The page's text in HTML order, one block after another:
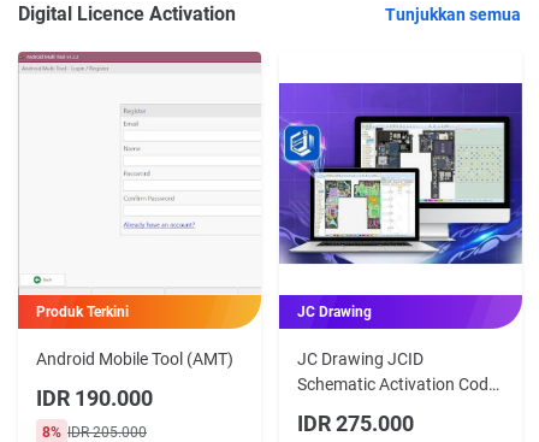
Digital Licence Activation Tunjukkan semua
Produk Terkini
Android Mobile Tool (AMT)
IDR 190.000
8% IDR 205.000
JC Drawing
JC Drawing JCID
Schematic Activation Code
IDR 275.000